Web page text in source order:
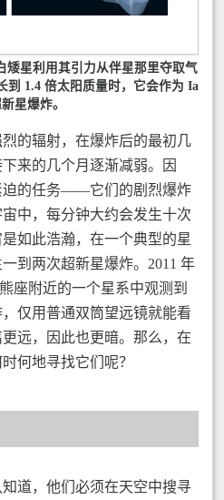
矮星利用其引力从伴星那里夺取气
到 1.4 倍太阳质量时，它会作为 Ia
星爆炸。
的辐射，在爆炸后的最初几
来的几个月逐渐减弱。因
迫的任务——它们的剧烈爆炸
中，每分钟大约会发生十次
如此浩瀚，在一个典型的星
到两次超新星爆炸。2011 年
座附近的一个星系中观测到
仅用普通双筒望远镜就能看
远，因此也更暗。那么，在
何地寻找它们呢？
道，他们必须在天空中搜寻